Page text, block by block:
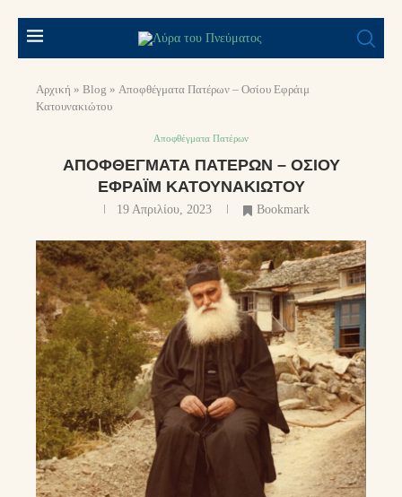
Αρχική » Blog » Αποφθέγματα Πατέρων – Οσίου Εφράιμ
Κατουνακιώτου
Αποφθέγματα Πατέρων
ΑΠΟΦΘΈΓΜΑΤΑ ΠΑΤΈΡΩΝ – ΟΣΊΟΥ
ΕΦΡΆΙΜ ΚΑΤΟΥΝΑΚΙΏΤΟΥ
19 Απριλίου, 2023 Bookmark